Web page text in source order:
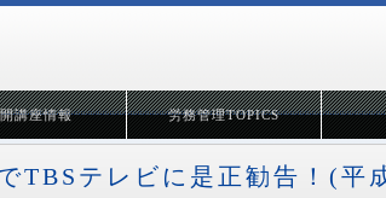
講座情報 労務管理TOPICS
TBSテレビに是正勧告！(平